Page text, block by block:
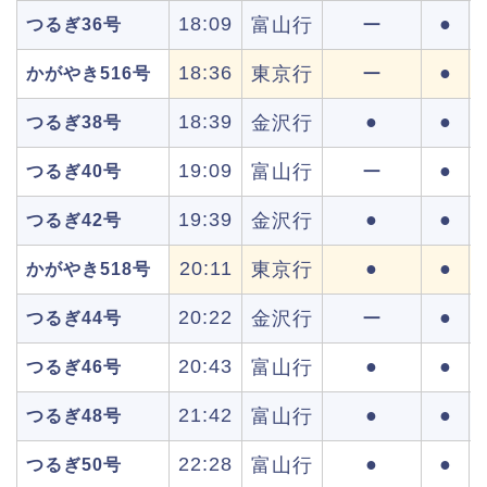
つるぎ36号 18:09 富山行 ー ●
かがやき516号 18:36 東京行 ー ●
つるぎ38号 18:39 金沢行 ● ●
つるぎ40号 19:09 富山行 ー ●
つるぎ42号 19:39 金沢行 ● ●
かがやき518号 20:11 東京行 ● ●
つるぎ44号 20:22 金沢行 ー ●
つるぎ46号 20:43 富山行 ● ●
つるぎ48号 21:42 富山行 ● ●
つるぎ50号 22:28 富山行 ● ●